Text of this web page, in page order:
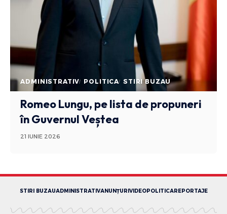
ADMINISTRATIV POLITICA STIRI BUZAU
Romeo Lungu, pe lista de propuneri
în Guvernul Veștea
21 IUNIE 2026
STIRI BUZAUADMINISTRATIVANUNȚURIVIDEOPOLITICAREPORTAJE